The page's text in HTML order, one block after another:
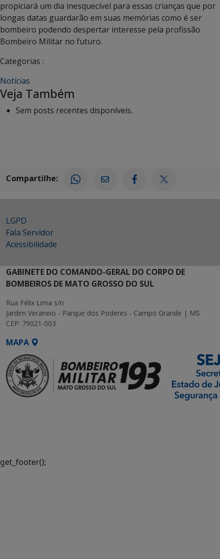
propiciará um dia inesquecível para essas crianças que por
longas datas guardarão em suas memórias como é ser
bombeiro podendo despertar interesse pela profissão
Bombeiro Militar no futuro.
Categorias :
Notícias
Veja Também
Sem posts recentes disponíveis.
Compartilhe:
LGPD
Fala Servidor
Acessibilidade
GABINETE DO COMANDO-GERAL DO CORPO DE
BOMBEIROS DE MATO GROSSO DO SUL
Rua Félix Lima s/n
Jardim Veraneio - Parque dos Poderes - Campo Grande | MS
CEP: 79021-003
MAPA
get_footer();